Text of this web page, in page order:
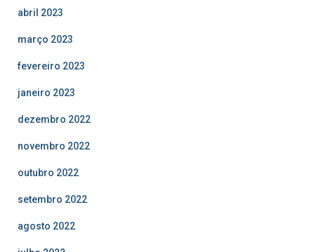
abril 2023
março 2023
fevereiro 2023
janeiro 2023
dezembro 2022
novembro 2022
outubro 2022
setembro 2022
agosto 2022